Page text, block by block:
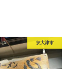
泉大津市